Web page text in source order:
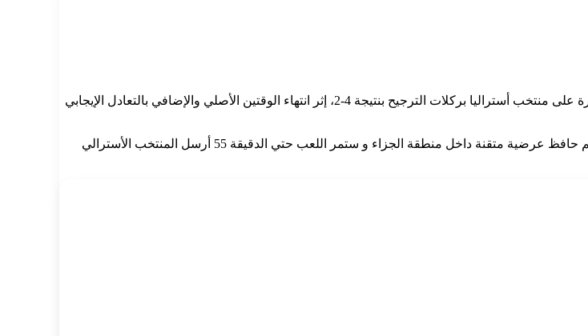
حقق منتخب مصر تأهلاً تاريخياً إلى دور الستة عشر في بطولة كأس العالم 2026 بعد فوزه المثيرة على منتخب أستراليا بركلات الترجيح بنتيجة 4-2، إثر انتهاء الوقتين الأصلي والإضافي بالتعادل الإيجابي
افتتح اللاعب إمام عاشور التسجيل للفراعنة في الدقيقة 13 بضربة رأسية متقنة من تمريرة كريم حافظ عرضية متقنة داخل منطقة الجزاء و ستمر اللعب حتي الدقيقة 55 أرسل المنتخب الأسترالي